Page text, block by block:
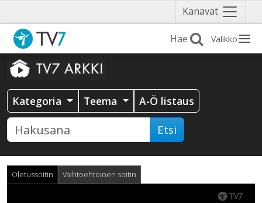
Kanavat Näytä
valikko
Valikko
Kategoria Teema A-Ö listaus
Etsi
Oletussoitin Vaihtoehtoinen soitin